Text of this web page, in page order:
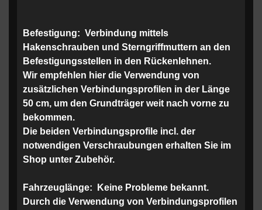
Befestigung: Verbindung mittels
Hakenschrauben und Sterngriffmuttern an den
Befestigungsstellen in den Rückenlehnen.
Wir empfehlen hier die Verwendung von
zusätzlichen Verbindungsprofilen in der Länge
50 cm, um den Grundträger weit nach vorne zu
bekommen.
Die beiden Verbindungsprofile incl. der
notwendigen Verschraubungen erhalten Sie im
Shop unter Zubehör.
Fahrzeuglänge:
Keine Probleme bekannt.
Durch die Verwendung von Verbindungsprofilen